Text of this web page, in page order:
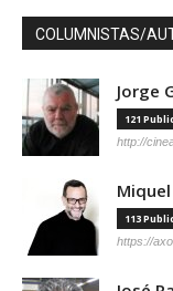
COLUMNISTAS/
Jorge
121
http://
113
https://